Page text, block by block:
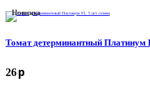
Новинка
Томат детерминантный Платинум
26p